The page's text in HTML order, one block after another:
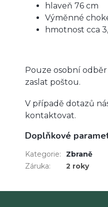
hlaveň 76 cm
Výměnné
hmotnost cca
Pouze osobní
zaslat poštou.
V případě dotazů
kontaktovat.
Doplňkové
Kategorie:
Zbraně
Záruka: 2 roky